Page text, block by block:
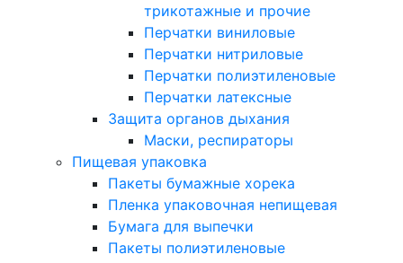
трикотажные и прочие
Перчатки виниловые
Перчатки нитриловые
Перчатки полиэтиленовые
Перчатки латексные
Защита органов дыхания
Маски, респираторы
Пищевая упаковка
Пакеты бумажные хорека
Пленка упаковочная непищевая
Бумага для выпечки
Пакеты полиэтиленовые